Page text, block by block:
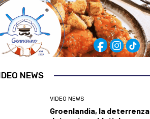
NEWS
VIDEO NEWS
Groenlandia, la deterrenza